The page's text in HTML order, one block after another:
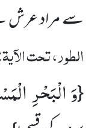
سے مراد
الطور، تحت
{وَ الْبَحْرِ